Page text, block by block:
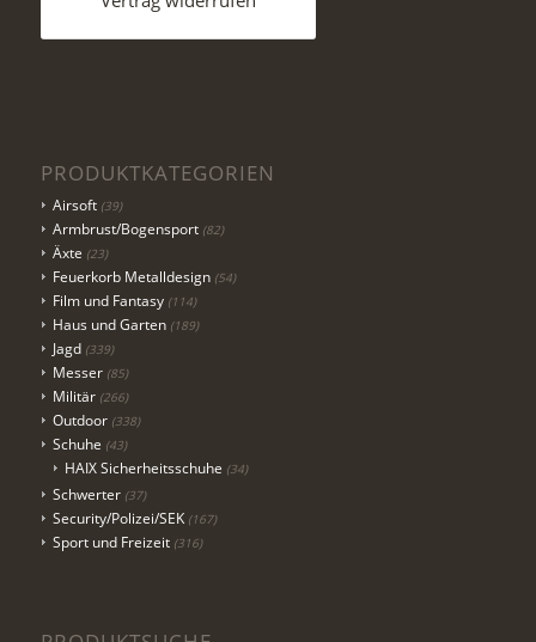
PRODUKTKATEGORIEN
Airsoft (39)
Armbrust/Bogensport (82)
Äxte (23)
Feuerkorb Metalldesign (54)
Film und Fantasy (114)
Haus und Garten (189)
Jagd (339)
Messer (85)
Militär (266)
Outdoor (338)
Schuhe (43)
HAIX Sicherheitsschuhe (34)
Schwerter (37)
Security/Polizei/SEK (167)
Sport und Freizeit (316)